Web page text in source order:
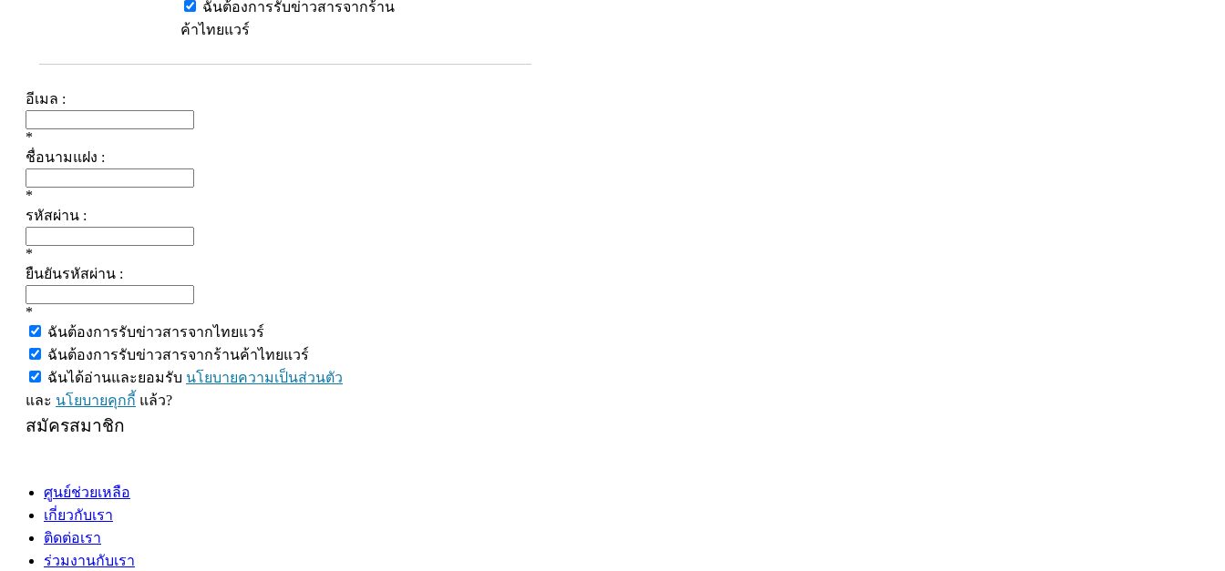
ฉันต้องการรับข่าวสารจากร้าน
ค้าไทยแวร์
อีเมล :
*
ชื่อนามแฝง :
*
รหัสผ่าน :
*
ยืนยันรหัสผ่าน :
*
ฉันต้องการรับข่าวสารจากไทยแวร์
ฉันต้องการรับข่าวสารจากร้านค้าไทยแวร์
ฉันได้อ่านและยอมรับ นโยบายความเป็นส่วนตัว
และ นโยบายคุกกี้ แล้ว?
สมัครสมาชิก
ศูนย์ช่วยเหลือ
เกี่ยวกับเรา
ติดต่อเรา
ร่วมงานกับเรา